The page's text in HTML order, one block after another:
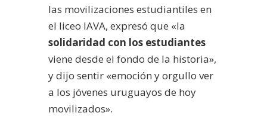
las movilizaciones estudiantiles en
el liceo IAVA, expresó que «la
solidaridad con los estudiantes
viene desde el fondo de la historia»,
y dijo sentir «emoción y orgullo ver
a los jóvenes uruguayos de hoy
movilizados».